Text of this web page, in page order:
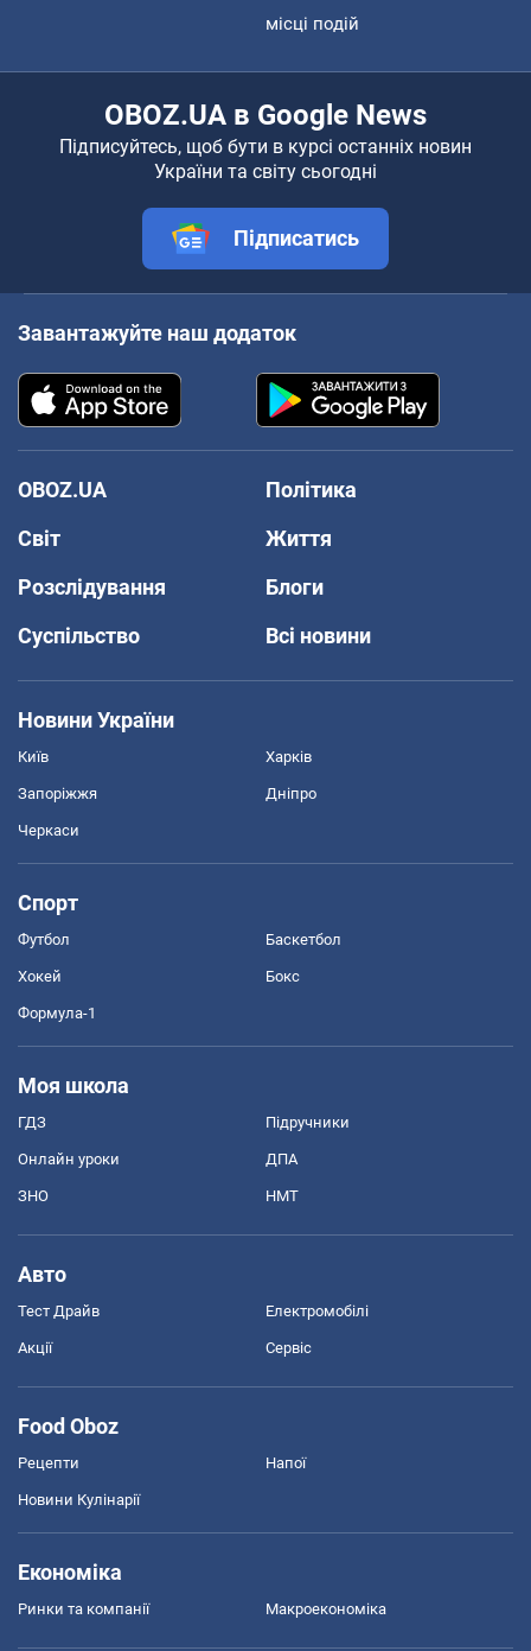
місці подій
OBOZ.UA в Google News
Підписуйтесь, щоб бути в курсі останніх новин
України та світу сьогодні
Підписатись
Завантажуйте наш додаток
OBOZ.UA
Політика
Світ
Життя
Розслідування
Блоги
Суспільство
Всі новини
Новини України
Київ Харків
Запоріжжя Дніпро
Черкаси
Спорт
Футбол Баскетбол
Хокей Бокс
Формула-1
Моя школа
ГДЗ Підручники
Онлайн уроки ДПА
ЗНО НМТ
Авто
Тест Драйв Електромобілі
Акції Сервіс
Food Oboz
Рецепти Напої
Новини Кулінарії
Економіка
Ринки та компанії Макроекономіка